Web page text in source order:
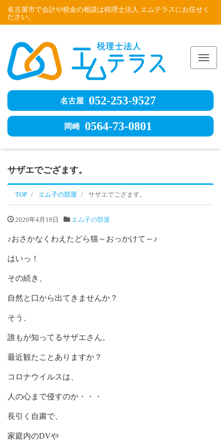
名古屋市で会計や税金の相談は税理士法人 エムテラスにお任せく
ださい。
名古屋 052-253-9527
岡崎 0564-73-0801
サザエでござます。
TOP エム子の部屋 サザエでござます。
2020年4月19日 エム子の部屋
♪おさかなくわえたどら猫～おっかけて～♪
はいっ！
その続き、
自然と口から出てきませんか？
そう、
誰もが知ってるサザエさん。
最近観たことありますか？
コロナウイルスは、
人の心まで侵すのか・・・
長引く自粛で、
家庭内のDVや